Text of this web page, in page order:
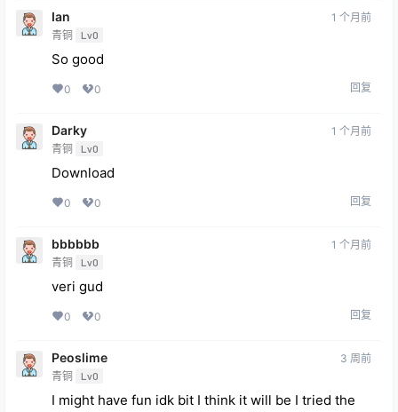
Ian
青铜 Lv0
1 个月前
So good
0 0 回复
Darky
青铜 Lv0
1 个月前
Download
0 0 回复
bbbbbb
青铜 Lv0
1 个月前
veri gud
0 0 回复
Peoslime
青铜 Lv0
3 周前
I might have fun idk bit I think it will be I tried the